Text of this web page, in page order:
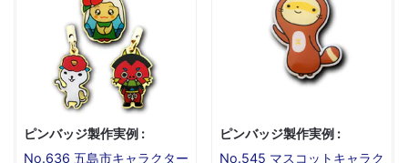
ピンバッジ製作実例 :
No.636 五島市キャラクター
ピンバッジ製作実例 :
No.545 マスコットキャラク